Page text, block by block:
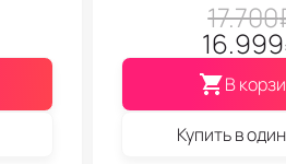
17.700
16.999
В
Купить в